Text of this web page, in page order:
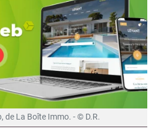
de La Boîte Immo. - © D.R.